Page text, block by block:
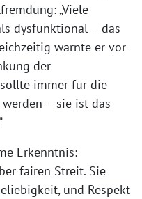
„Viele
dysfunktional – das
warnte er vor
der
immer für die
– sie ist das
Erkenntnis:
fairen Streit. Sie
und Respekt